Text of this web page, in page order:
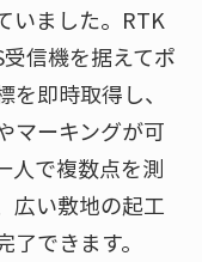
いました。RTK
信機を据えてポ
即時取得し、
マーキングが可
人で複数点を測
広い敷地の起工
了できます。